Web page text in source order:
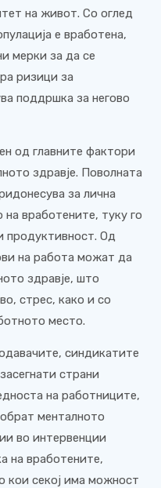
на живот. Со оглед
е вработена,
мерки за да се
ризици за
поддршка за негово
од главните фактори
здравје. Поволната
за лична
вработените, туку го
продуктивност. Од
на работа можат да
здравје, што
стрес, како и со
место.
синдикатите
страни
на работниците,
менталното
во интервенции
на вработените,
кои секој има можност